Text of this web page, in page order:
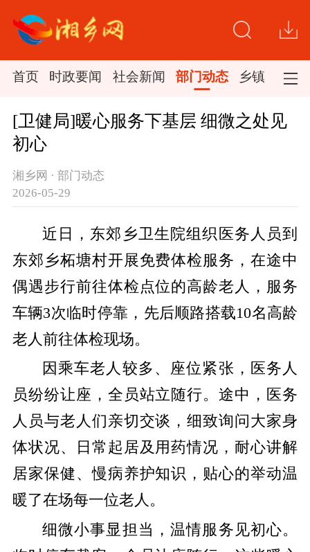
首页 时政要闻 社会新闻 部门动态 乡镇新闻
[卫健局]暖心服务下基层 细微之处见
初心
湘乡网 · 部门动态
2026-05-29
近日，东郊乡卫生院组织医务人员到
东郊乡柘塘村开展免费体检服务，在途中
偶遇步行前往体检点位的高龄老人，服务
车辆3次临时停靠，先后顺路搭载10名高龄
老人前往体检现场。
因乘车老人较多、座位紧张，医务人
员纷纷让座，全员站立随行。途中，医务
人员与老人们亲切交谈，细致询问大家身
体状况、日常起居及用药情况，耐心讲解
居家保健、慢病养护知识，贴心的举动温
暖了在场每一位老人。
细微小事显担当，温情服务见初心。